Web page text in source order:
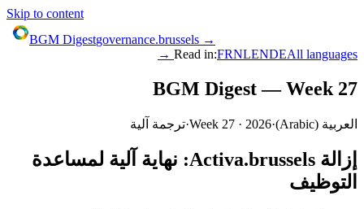
Skip to content
BGM Digestgovernance.brussels →
Read in:FRNLENDEAll languages →
BGM Digest — Week 27
العربية (
Arabic
)
·
Week 27 · 2026
·ترجمة آلية
إزالة Activa.brussels: نهاية آلية لمساعدة
التوظيف